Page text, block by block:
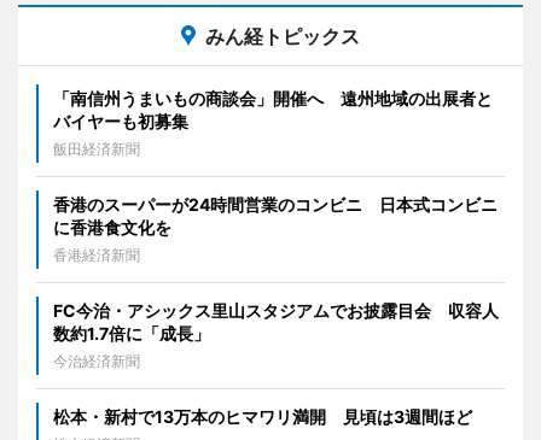
みん経トピックス
「南信州うまいもの商談会」開催へ 遠州地域の出展者と
バイヤーも初募集
飯田経済新聞
香港のスーパーが24時間営業のコンビニ 日本式コンビニ
に香港食文化を
香港経済新聞
FC今治・アシックス里山スタジアムでお披露目会 収容人
数約1.7倍に「成長」
今治経済新聞
松本・新村で13万本のヒマワリ満開 見頃は3週間ほど